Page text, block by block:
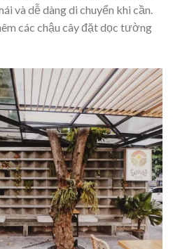
và dễ dàng di chuyển khi cần.
các chậu cây đặt dọc tường